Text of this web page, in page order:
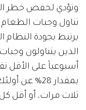
وتؤدي لخفض خطر
تناول وجبات
يرتبط بجودة النظام
أسبوعياً على الأقل
بمقدار 28%
ثلاث مرات، أو أقل